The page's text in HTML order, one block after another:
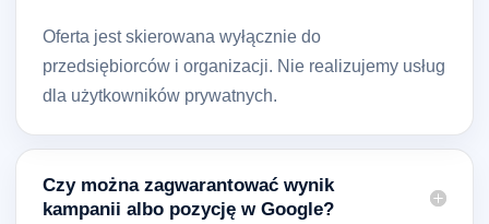
Oferta jest skierowana wyłącznie do
przedsiębiorców i organizacji. Nie realizujemy usług
dla użytkowników prywatnych.
Czy można zagwarantować wynik
kampanii albo pozycję w Google?